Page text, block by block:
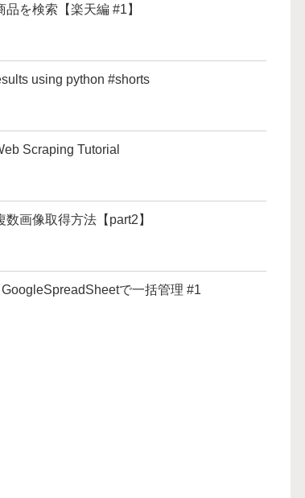
を検索【楽天編 #1】
using python #shorts
Scraping Tutorial
画像取得方法【part2】
で一括管理 #1